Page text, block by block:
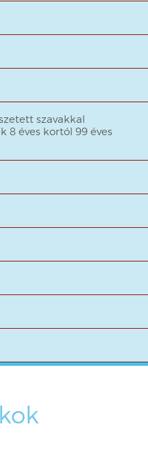
szavakkal
8 éves kortól 99 éves